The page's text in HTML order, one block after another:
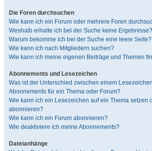
Die Foren durchsuchen
Wie kann ich ein Forum oder mehrere Foren
Weshalb erhalte ich bei der Suche keine Ergebnisse?
Warum bekomme ich bei der Suche eine leere Seite?
Wie kann ich nach Mitgliedern suchen?
Wie kann ich meine eigenen Beiträge und Themen
Abonnements und Lesezeichen
Was ist der Unterschied zwischen einem
Abonnements für ein Thema oder Forum?
Wie kann ich ein Lesezeichen auf ein Thema setzen
abonnieren?
Wie kann ich ein Forum abonnieren?
Wie deaktiviere ich meine Abonnements?
Dateianhänge